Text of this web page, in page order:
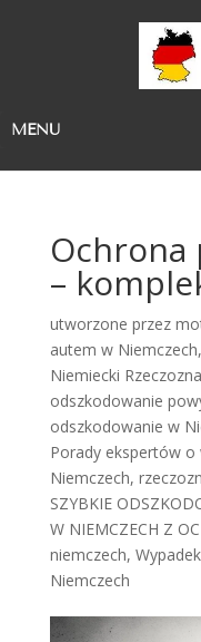
MENU
Ochrona
–
utworzone przez
autem w Niemczech,
Niemiecki
odszkodowanie
odszkodowanie w
Porady ekspertów
Niemczech,
SZYBKIE
W NIEMCZECH Z
niemczech,
Niemczech